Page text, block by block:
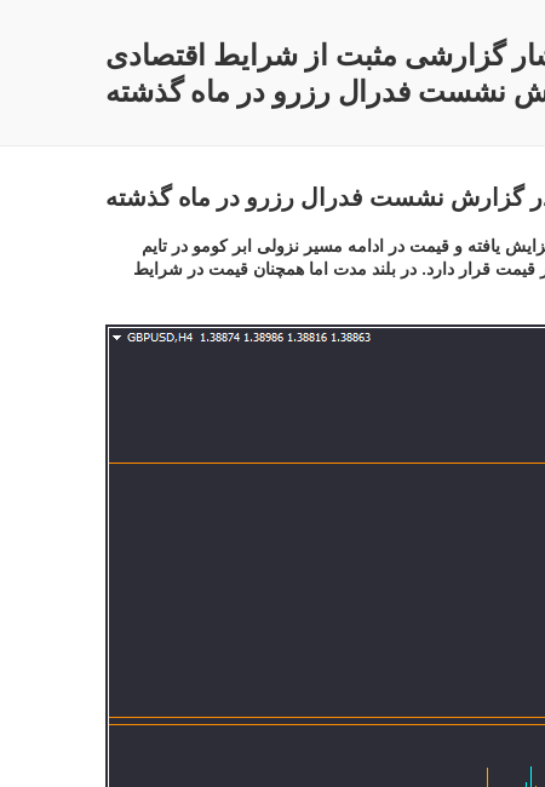
گزارشی مثبت از شرایط اقتصادی
نشست فدرال رزرو در ماه گذشته
در گزارش نشست فدرال رزرو در ماه گذشته
یافته و قیمت در ادامه مسیر نزولی ابر کومو در تایم
ادامه روند نزولی قیمت در میان مدت خواهد بود. سطح حمایتی 1.3764 در برابر نزول بیشتر قیمت قرار دارد. در بلند مدت اما همچنان قیمت در شرایط